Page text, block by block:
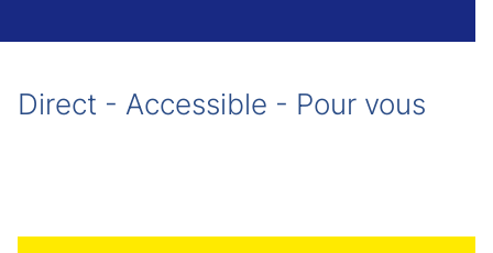
Direct - Accessible - Pour vous